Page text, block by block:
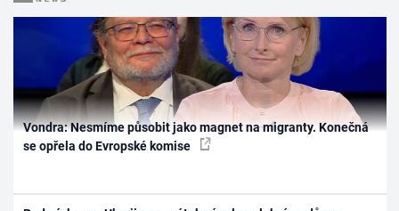
Vondra: Nesmíme působit jako magnet na migranty. Konečná
se opřela do Evropské komise